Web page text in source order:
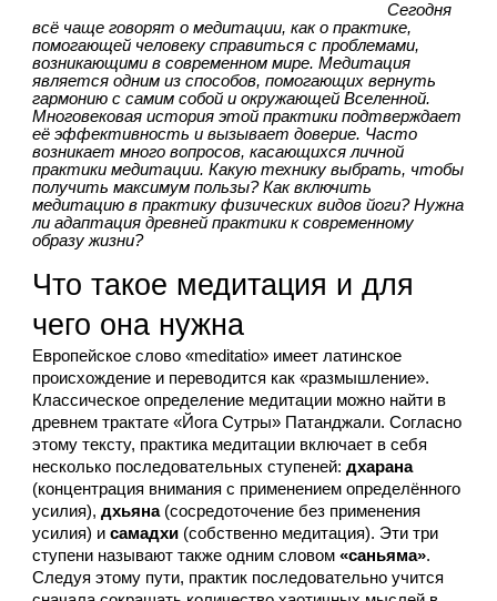
Сегодня
всё чаще говорят о медитации, как о практике,
помогающей человеку справиться с проблемами,
возникающими в современном мире. Медитация
является одним из способов, помогающих вернуть
гармонию с самим собой и окружающей Вселенной.
Многовековая история этой практики подтверждает
её эффективность и вызывает доверие. Часто
возникает много вопросов, касающихся личной
практики медитации. Какую технику выбрать, чтобы
получить максимум пользы? Как включить
медитацию в практику физических видов йоги? Нужна
ли адаптация древней практики к современному
образу жизни?
Что такое медитация и для
чего она нужна
Европейское слово «meditatio» имеет латинское
происхождение и переводится как «размышление».
Классическое определение медитации можно найти в
древнем трактате «Йога Сутры» Патанджали. Согласно
этому тексту, практика медитации включает в себя
несколько последовательных ступеней:
дхарана
(концентрация внимания с применением определённого
усилия), дхьяна (сосредоточение без применения
усилия) и самадхи (собственно медитация). Эти три
ступени называют также одним словом «саньяма».
Следуя этому пути, практик последовательно учится